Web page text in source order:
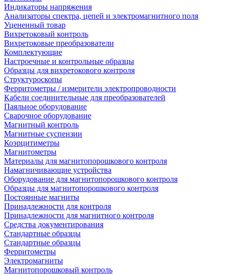
Индикаторы напряжения
Анализаторы спектра, цепей и электромагнитного поля
Уцененный товар
Вихретоковый контроль
Вихретоковые преобразователи
Комплектующие
Настроечные и контрольные образцы
Образцы для вихретокового контроля
Структуроскопы
Ферритометры / измерители электропроводности
Кабели соединительные для преобразователей
Паяльное оборудование
Сварочное оборудование
Магнитный контроль
Магнитные суспензии
Коэрцитиметры
Магнитометры
Материалы для магнитопорошкового контроля
Намагничивающие устройства
Оборудование для магнитопорошкового контроля
Образцы для магнитопорошкового контроля
Постоянные магниты
Принадлежности для контроля
Принадлежности для магнитного контроля
Средства документирования
Стандартные образцы
Стандартные образцы
Ферритометры
Электромагниты
Магнитопорошковый контроль